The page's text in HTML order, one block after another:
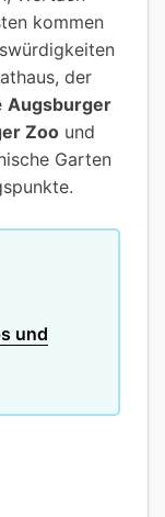
kommen
der
Augsburger
Zoo und
Garten
und